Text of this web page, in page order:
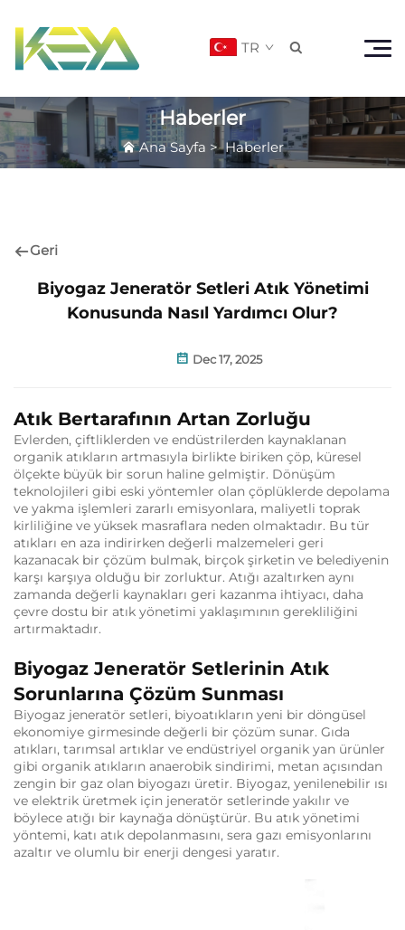
TR 
Haberler
Ana Sayfa >Haberler
Geri
Biyogaz Jeneratör Setleri Atık Yönetimi
Konusunda Nasıl Yardımcı Olur?
Dec 17, 2025
Atık Bertarafının Artan Zorluğu
Evlerden, çiftliklerden ve endüstrilerden kaynaklanan
organik atıkların artmasıyla birlikte biriken çöp, küresel
ölçekte büyük bir sorun haline gelmiştir. Dönüşüm
teknolojileri gibi eski yöntemler olan çöplüklerde depolama
ve yakma işlemleri zararlı emisyonlara, maliyetli toprak
kirliliğine ve yüksek masraflara neden olmaktadır. Bu tür
atıkları en aza indirirken değerli malzemeleri geri
kazanacak bir çözüm bulmak, birçok şirketin ve belediyenin
karşı karşıya olduğu bir zorluktur. Atığı azaltırken aynı
zamanda değerli kaynakları geri kazanma ihtiyacı, daha
çevre dostu bir atık yönetimi yaklaşımının gerekliliğini
artırmaktadır.
Biyogaz Jeneratör Setlerinin Atık
Sorunlarına Çözüm Sunması
Biyogaz jeneratör setleri, biyoatıkların yeni bir döngüsel
ekonomiye girmesinde değerli bir çözüm sunar. Gıda
atıkları, tarımsal artıklar ve endüstriyel organik yan ürünler
gibi organik atıkların anaerobik sindirimi, metan açısından
zengin bir gaz olan biyogazı üretir. Biyogaz, yenilenebilir ısı
ve elektrik üretmek için jeneratör setlerinde yakılır ve
böylece atığı bir kaynağa dönüştürür. Bu atık yönetimi
yöntemi, katı atık depolanmasını, sera gazı emisyonlarını
azaltır ve olumlu bir enerji dengesi yaratır.